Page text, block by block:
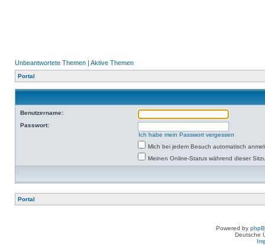
Unbeantwortete Themen | Aktive Themen
Portal
Benutzername:
Passwort:
Ich habe mein Passwort vergessen
Mich bei jedem Besuch automatisch
Meinen Online-Status während dieser
Portal
Powered by
Deutsche